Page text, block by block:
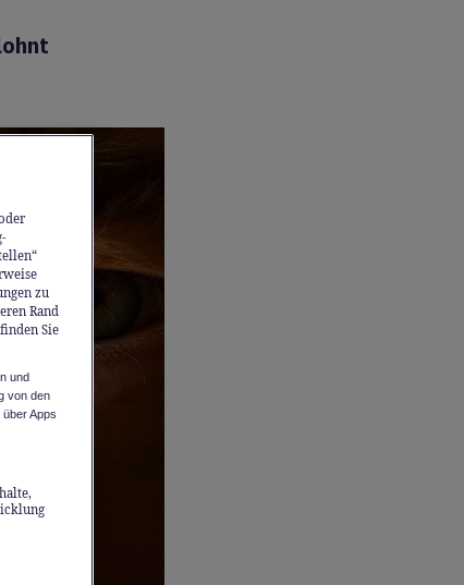
zu
Rand
Sie
und
von den
Apps